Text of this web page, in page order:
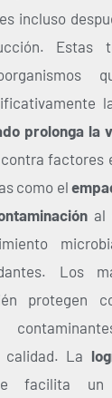
incluso
Estas
prolonga la
factores
como el
al
Los
protegen
La
facilita un